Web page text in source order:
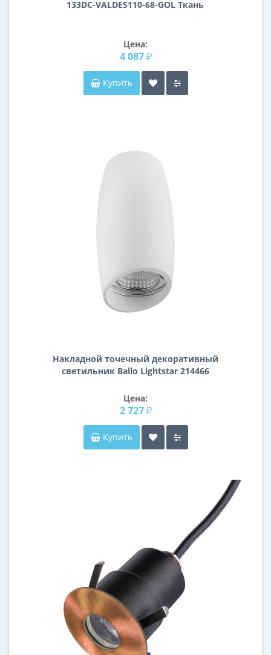
133DC-VALDES110-68-GOL Ткань
Цена:
4 087 ₽
Купить
Накладной точечный декоративный
cветильник Ballo Lightstar 214466
Цена:
2 727 ₽
Купить